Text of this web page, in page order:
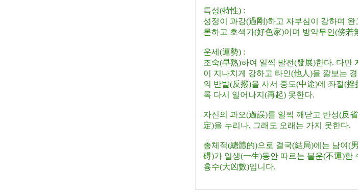
특성(特性) :
성정이 과강(過剛)하고 자부심이 강하며
론하고 호색가(好色家)이며 방약무인(傍若
운세(運勢) :
조숙(早熟)하여 일찍 발전(發展)한다. 다만
이 지나치게 강하고 타인(他人)을 깔보는
의 반발(反撥)을 사서 중도(中途)에 좌절(
록 다시 일어나지(再起) 못한다.
자신의 과오(過誤)를 일찍 깨닫고 반성(反
定)을 누리나, 그래도 오래는 가지 못한다.
총체적(總體的)으로 결국(結局)에는 남여(
碍)가 일생(一生)동안 따르는 불운(不運)한
흉수(大凶數)입니다.